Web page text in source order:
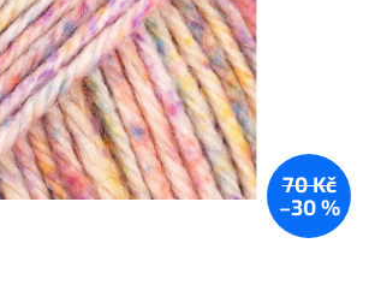
70 Kč
–30 %